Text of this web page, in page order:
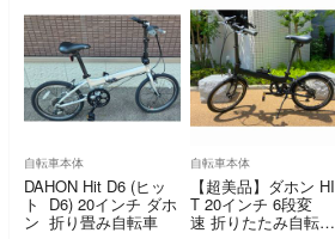
自転車本体
DAHON Hit D6 (ヒッ
ト D6) 20インチ ダホ
ン 折り畳み自転車
自転車本体
【超美品】ダホン HI
T 20インチ 6段変
速 折りたたみ自転